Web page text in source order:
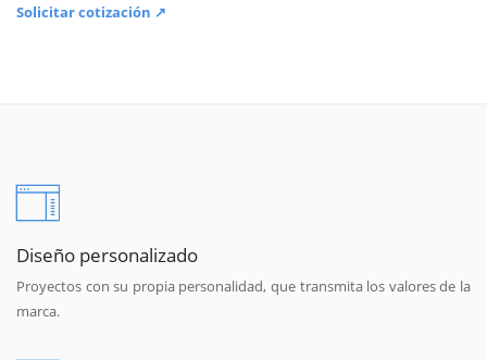
Solicitar cotización ↗
Diseño personalizado
Proyectos con su propia personalidad, que transmita los valores de la
marca.